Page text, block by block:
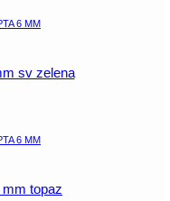
6 MM
sv zelena
6 MM
mm topaz